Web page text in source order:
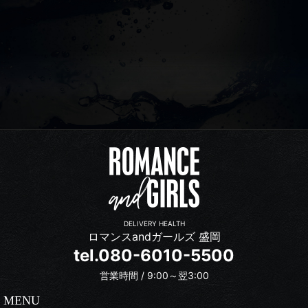
DELIVERY HEALTH
ロマンスandガールズ 盛岡
tel.080-6010-5500
営業時間 / 9:00～翌3:00
MENU